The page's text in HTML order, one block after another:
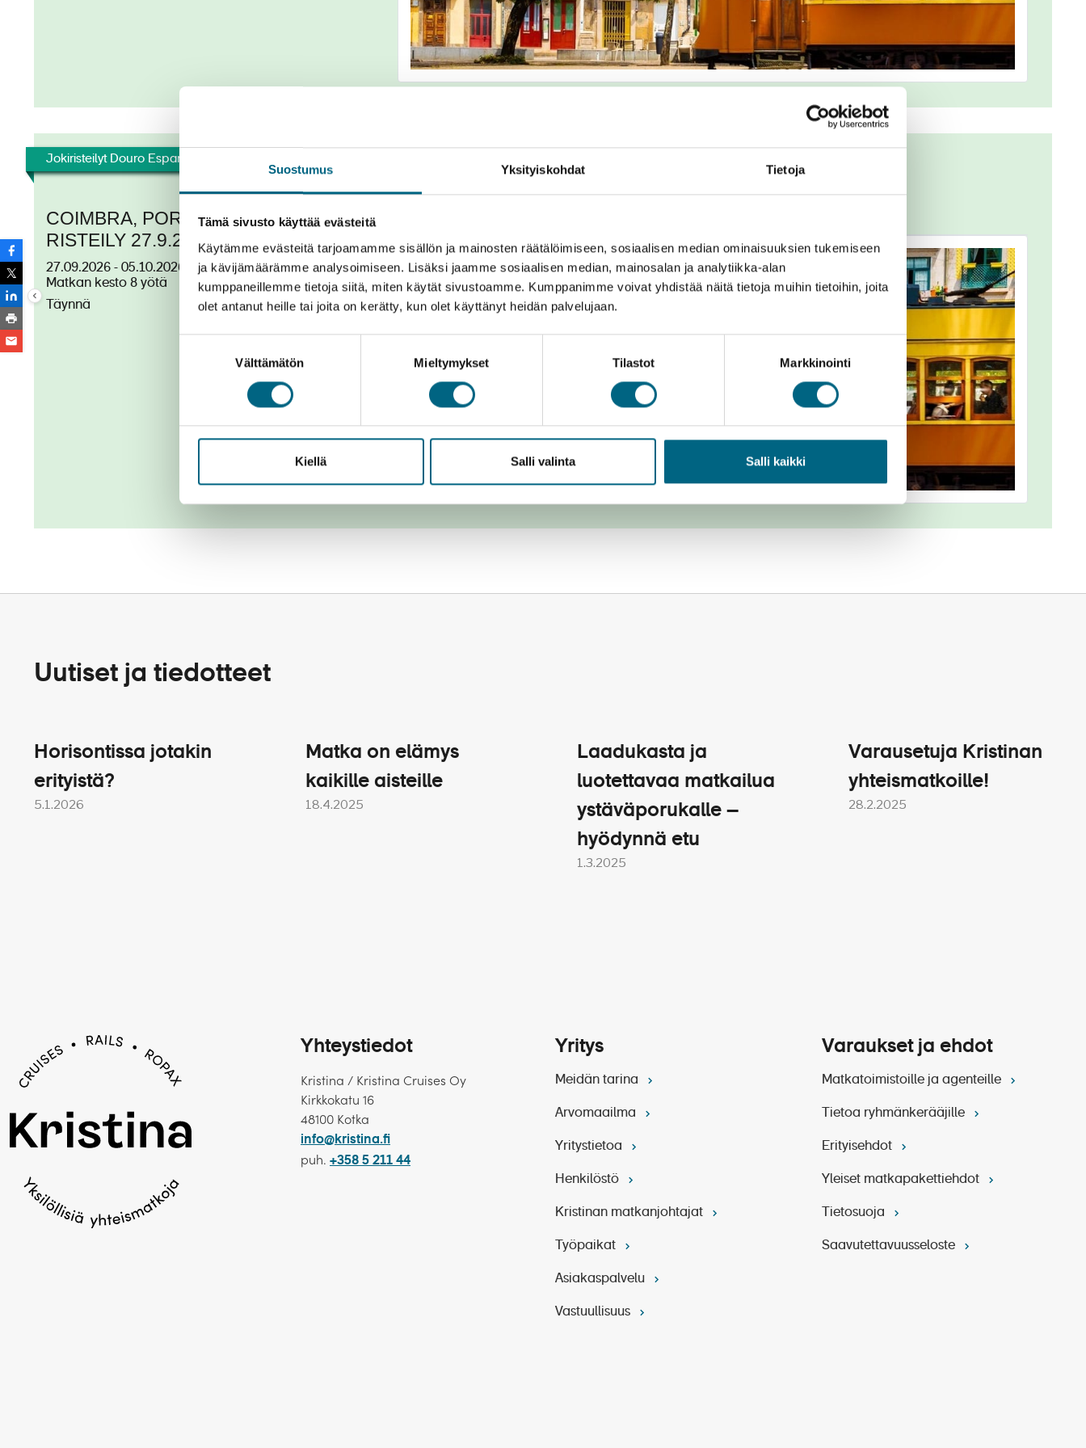
Suostumus Yksityiskohdat Tietoja
Tämä sivusto käyttää evästeitä
Käytämme evästeitä tarjoamamme sisällön ja mainosten räätälöimiseen, sosiaalisen median ominaisuuksien tukemiseen
ja kävijämäärämme analysoimiseen. Lisäksi jaamme sosiaalisen median, mainosalan ja analytiikka-alan
kumppaneillemme tietoja siitä, miten käytät sivustoamme. Kumppanimme voivat yhdistää näitä tietoja muihin tietoihin, joita
olet antanut heille tai joita on kerätty, kun olet käyttänyt heidän palvelujaan.
Välttämätön Mieltymykset Tilastot Markkinointi
Kiellä Salli valinta Salli kaikki
Jokiristeilyt Douro Espanja ja Portugali
COIMBRA, PORTO JA DOUROJOEN
RISTEILY 27.9.2026
27.09.2026 - 05.10.2026
Matkan kesto 8 yötä
Täynnä
Uutiset ja tiedotteet
Horisontissa jotakin
erityistä?
5.1.2026
Matka on elämys
kaikille aisteille
18.4.2025
Laadukasta ja
luotettavaa matkailua
ystäväporukalle –
hyödynnä etu
1.3.2025
Varausetuja Kristinan
yhteismatkoille!
28.2.2025
Yhteystiedot
Kristina / Kristina Cruises Oy
Kirkkokatu 16
48100 Kotka
info@kristina.fi
puh. +358 5 211 44
Yritys
Meidän tarina
Arvomaailma
Yritystietoa
Henkilöstö
Kristinan matkanjohtajat
Työpaikat
Asiakaspalvelu
Vastuullisuus
Varaukset ja ehdot
Matkatoimistoille ja agenteille
Tietoa ryhmänkerääjille
Erityisehdot
Yleiset matkapakettiehdot
Tietosuoja
Saavutettavuusseloste